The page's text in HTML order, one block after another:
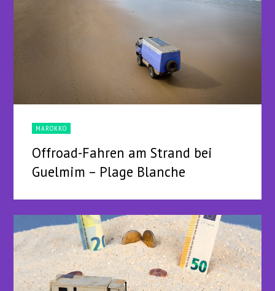
MAROKKO
Offroad-Fahren am Strand bei
Guelmim – Plage Blanche